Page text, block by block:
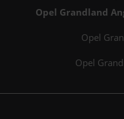
Opel Grandland
Opel
Opel